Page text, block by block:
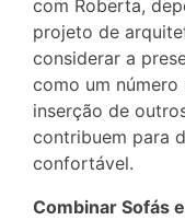
com Roberta,
projeto de
considerar a
como um
inserção de
contribuem para
confortável.
Combinar Sofás